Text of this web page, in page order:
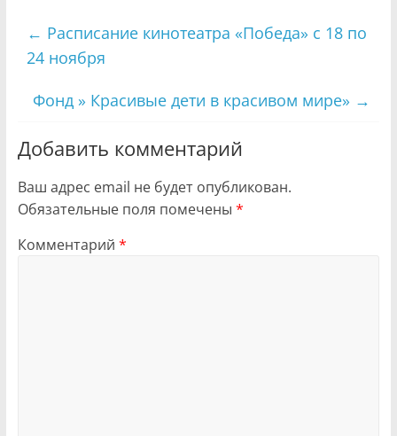
← Расписание кинотеатра «Победа» с 18 по
24 ноября
Фонд » Красивые дети в красивом мире» →
Добавить комментарий
Ваш адрес email не будет опубликован.
Обязательные поля помечены *
Комментарий *